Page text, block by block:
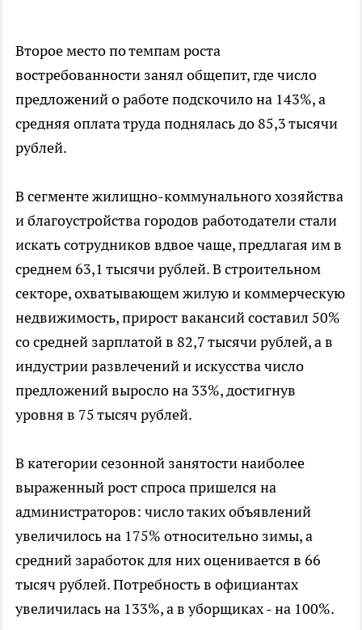
Второе место по темпам роста
востребованности занял общепит, где число
предложений о работе подскочило на 143%, а
средняя оплата труда поднялась до 85,3 тысячи
рублей.
В сегменте жилищно-коммунального хозяйства
и благоустройства городов работодатели стали
искать сотрудников вдвое чаще, предлагая им в
среднем 63,1 тысячи рублей. В строительном
секторе, охватывающем жилую и коммерческую
недвижимость, прирост вакансий составил 50%
со средней зарплатой в 82,7 тысячи рублей, а в
индустрии развлечений и искусства число
предложений выросло на 33%, достигнув
уровня в 75 тысяч рублей.
В категории сезонной занятости наиболее
выраженный рост спроса пришелся на
администраторов: число таких объявлений
увеличилось на 175% относительно зимы, а
средний заработок для них оценивается в 66
тысяч рублей. Потребность в официантах
увеличилась на 133%, а в уборщиках - на 100%.